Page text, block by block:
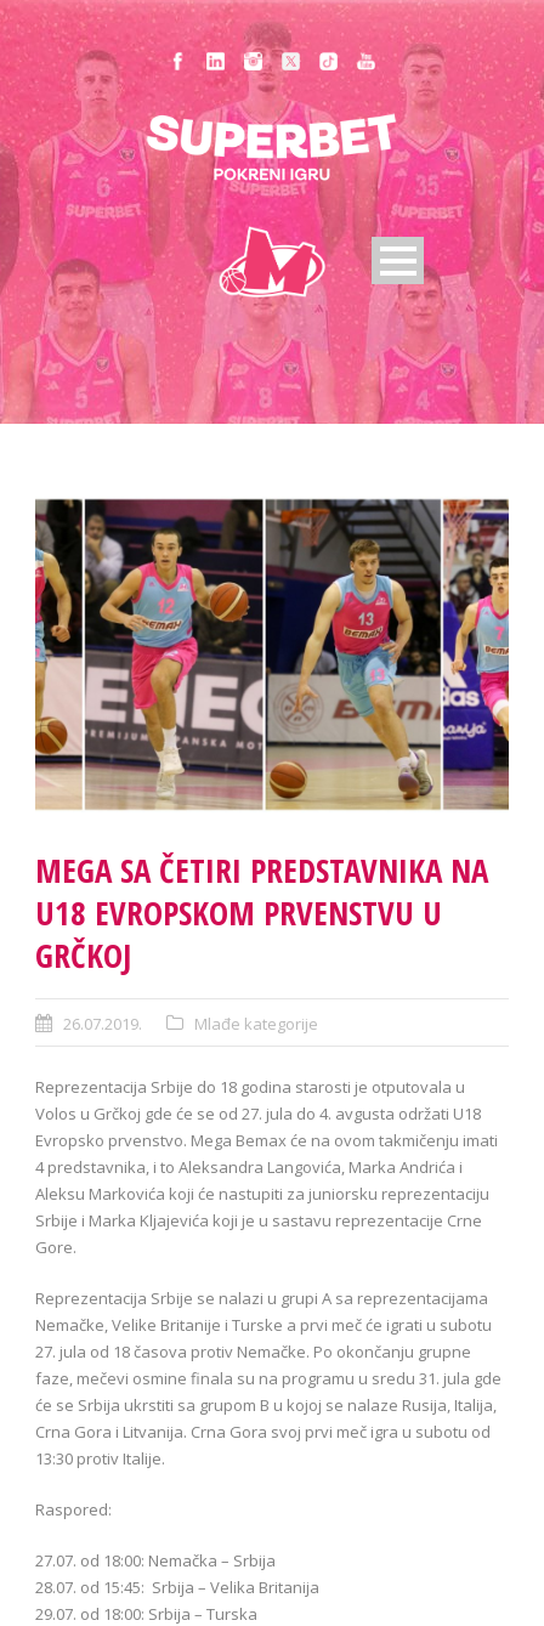
MEGA SA ČETIRI PREDSTAVNIKA NA
U18 EVROPSKOM PRVENSTVU U
GRČKOJ
26.07.2019. Mlađe kategorije
Reprezentacija Srbije do 18 godina starosti je otputovala u
Volos u Grčkoj gde će se od 27. jula do 4. avgusta održati U18
Evropsko prvenstvo. Mega Bemax će na ovom takmičenju imati
4 predstavnika, i to Aleksandra Langovića, Marka Andrića i
Aleksu Markovića koji će nastupiti za juniorsku reprezentaciju
Srbije i Marka Kljajevića koji je u sastavu reprezentacije Crne
Gore.
Reprezentacija Srbije se nalazi u grupi A sa reprezentacijama
Nemačke, Velike Britanije i Turske a prvi meč će igrati u subotu
27. jula od 18 časova protiv Nemačke. Po okončanju grupne
faze, mečevi osmine finala su na programu u sredu 31. jula gde
će se Srbija ukrstiti sa grupom B u kojoj se nalaze Rusija, Italija,
Crna Gora i Litvanija. Crna Gora svoj prvi meč igra u subotu od
13:30 protiv Italije.
Raspored:
27.07. od 18:00: Nemačka – Srbija
28.07. od 15:45: Srbija – Velika Britanija
29.07. od 18:00: Srbija – Turska